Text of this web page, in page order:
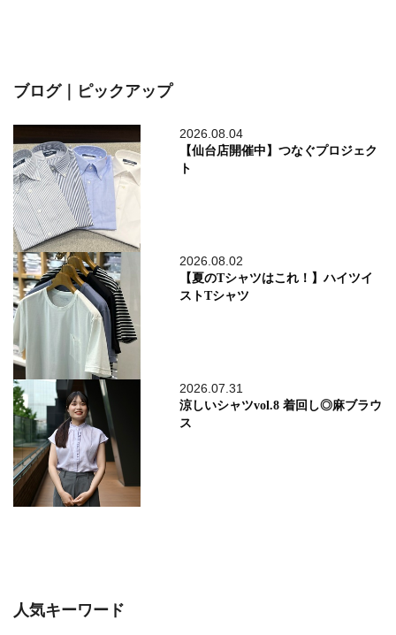
ブログ｜ピックアップ
2026.08.04
【仙台店開催中】つなぐプロジェク
ト
2026.08.02
【夏のTシャツはこれ！】ハイツイ
ストTシャツ
2026.07.31
涼しいシャツvol.8 着回し◎麻ブラウ
ス
人気キーワード